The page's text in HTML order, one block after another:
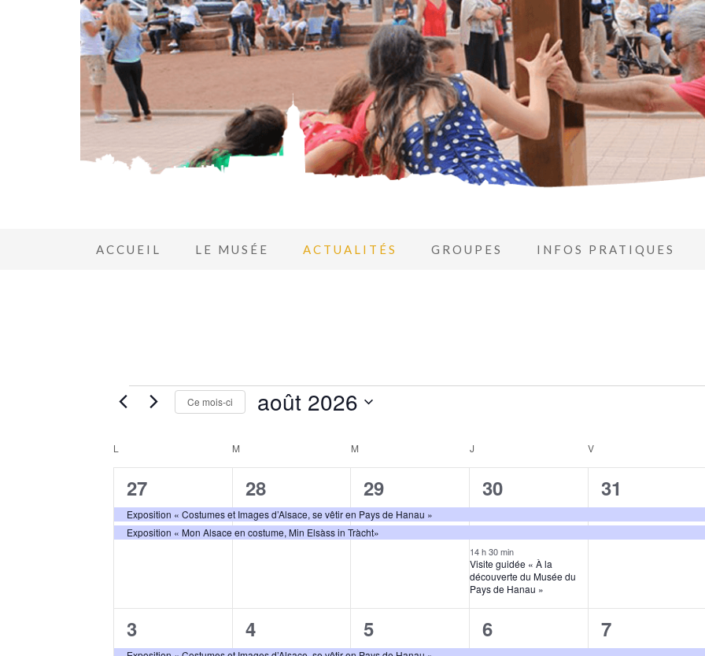
ACCUEIL LE MUSÉE ACTUALITÉS GROUPES INFOS PRATIQUES
Ce mois-ci août 2026
Calendrier
de
Évènements
L M M J V
2
évènements,
27
Exposition « Costumes et Images d’Alsace, se vêtir en Pays de Hanau »
Exposition « Mon Alsace en costume, Min Elsàss in Tràcht»
2
évènements,
28
2
évènements,
29
3
évènements,
30
14 h 30 min
Visite guidée « À la
découverte du Musée du
Pays de Hanau »
2
31
2
3
2
4
2
5
3
6
3
7